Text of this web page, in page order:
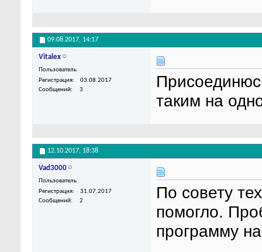
09.08.2017, 14:17
Vitalex
Пользователь
Регистрация
03.08.2017
Сообщений
3
таким на
12.10.2017, 18:38
Vad3000
Пользователь
Регистрация
31.07.2017
Сообщений
2
По совету
помогло.
программу